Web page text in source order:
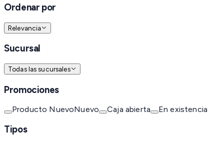
Ordenar por
Relevancia
Sucursal
Todas las sucursales
Promociones
Producto NuevoNuevo Caja abierta En existencia
Tipos